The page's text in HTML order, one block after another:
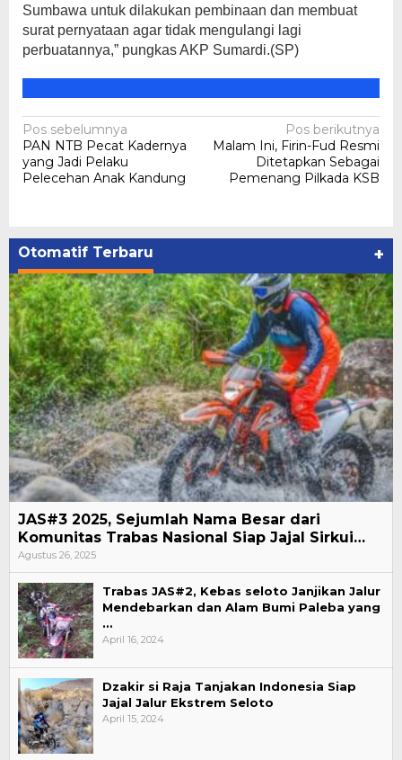
Sumbawa untuk dilakukan pembinaan dan membuat
surat pernyataan agar tidak mengulangi lagi
perbuatannya,” pungkas AKP Sumardi.(SP)
Navigasi
pos
Pos sebelumnya
PAN NTB Pecat Kadernya
yang Jadi Pelaku
Pelecehan Anak Kandung
Pos berikutnya
Malam Ini, Firin-Fud Resmi
Ditetapkan Sebagai
Pemenang Pilkada KSB
Otomatif Terbaru +
JAS#3 2025, Sejumlah Nama Besar dari
Komunitas Trabas Nasional Siap Jajal Sirkui…
Agustus 26, 2025
Trabas JAS#2, Kebas seloto Janjikan Jalur
Mendebarkan dan Alam Bumi Paleba yang
…
April 16, 2024
Dzakir si Raja Tanjakan Indonesia Siap
Jajal Jalur Ekstrem Seloto
April 15, 2024